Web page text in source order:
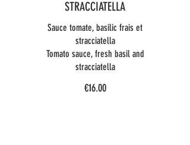
STRACCIATELLA
Sauce tomate, basilic frais et
stracciatella
Tomato sauce, fresh basil and
stracciatella
€16.00